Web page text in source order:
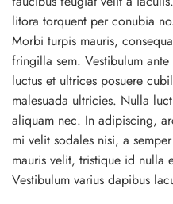
litora torquent per conubia
Morbi turpis mauris,
fringilla sem. Vestibulum
luctus et ultrices posuere
malesuada ultricies. Nulla
aliquam nec. In adipiscing,
mi velit sodales nisi, a
mauris velit, tristique id nulla
Vestibulum varius dapibus